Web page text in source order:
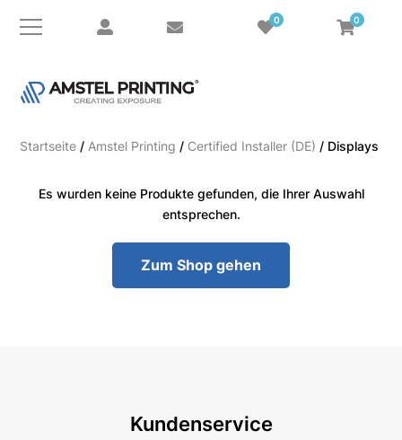
0 0
Startseite / Amstel Printing / Certified Installer (DE) / Displays
Es wurden keine Produkte gefunden, die Ihrer Auswahl
entsprechen.
Zum Shop gehen
Kundenservice